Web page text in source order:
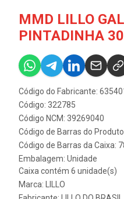
MMD LILLO
PINTADINHA
Código do Fabricante:
Código: 322785
Código NCM: 39269040
Código de Barras do
Código de Barras da Caixa:
Embalagem: Unidade
Caixa contém 6 unidade(s)
Marca:
LILLO